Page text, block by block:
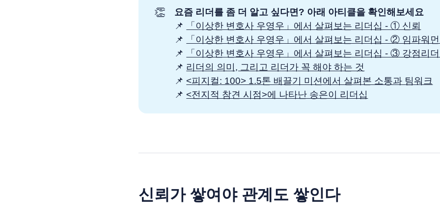
👏
요즘 리더를 좀 더 알고 싶다면? 아래 아티클을 확인해보세요
📌
「이상한 변호사 우영우」에서 살펴보는 리더십 - ① 신뢰
📌
「이상한 변호사 우영우」에서 살펴보는 리더십 - ② 임파워먼
📌
「이상한 변호사 우영우」에서 살펴보는 리더십 - ③ 강점리더
📌 리더의 의미, 그리고 리더가 꼭 해야 하는 것
📌 <피지컬: 100> 1.5톤 배끌기 미션에서 살펴본 소통과 팀워크
📌 <전지적 참견 시점>에 나타난 송은이 리더십
신뢰가 쌓여야 관계도 쌓인다